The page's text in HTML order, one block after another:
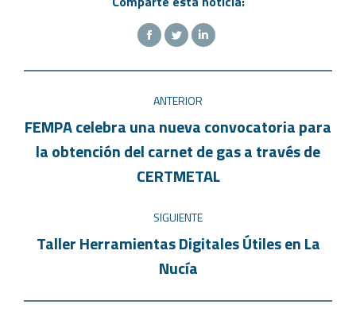
ANTERIOR
FEMPA celebra una nueva convocatoria para
la obtención del carnet de gas a través de
CERTMETAL
SIGUIENTE
Taller Herramientas Digitales Útiles en La
Nucía